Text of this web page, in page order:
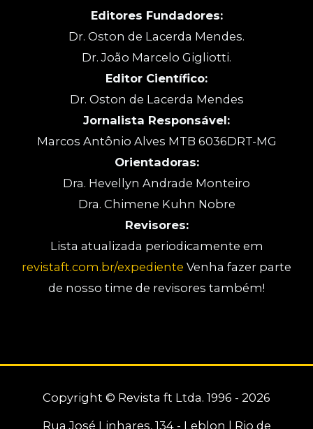
Editores Fundadores:
Dr. Oston de Lacerda Mendes.
Dr. João Marcelo Gigliotti.
Editor Científico:
Dr. Oston de Lacerda Mendes
Jornalista Responsável:
Marcos Antônio Alves MTB 6036DRT-MG
Orientadoras:
Dra. Hevellyn Andrade Monteiro
Dra. Chimene Kuhn Nobre
Revisores:
Lista atualizada periodicamente em
revistaft.com.br/expediente Venha fazer parte
de nosso time de revisores também!
Copyright © Revista ft Ltda. 1996 - 2026
Rua José Linhares, 134 - Leblon | Rio de